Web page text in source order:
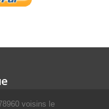
voisins le